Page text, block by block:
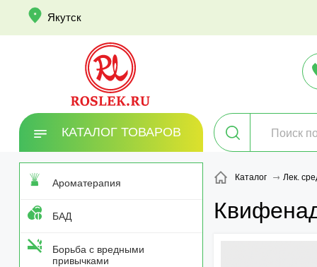
Якутск
КАТАЛОГ ТОВАРОВ
Ароматерапия
БАД
Борьба с вредными
привычками
Каталог Лек.